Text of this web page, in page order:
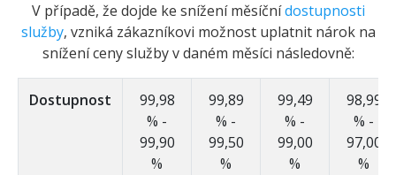
V případě, že dojde ke snížení měsíčnídostupnosti
služby, vzniká zákazníkovi možnost uplatnit nárok na
snížení ceny služby v daném měsíci následovně:
Dostupnost
99,98
% -
99,90
%
99,89
% -
99,50
%
99,49
% -
99,00
%
98,99
% -
97,00
%